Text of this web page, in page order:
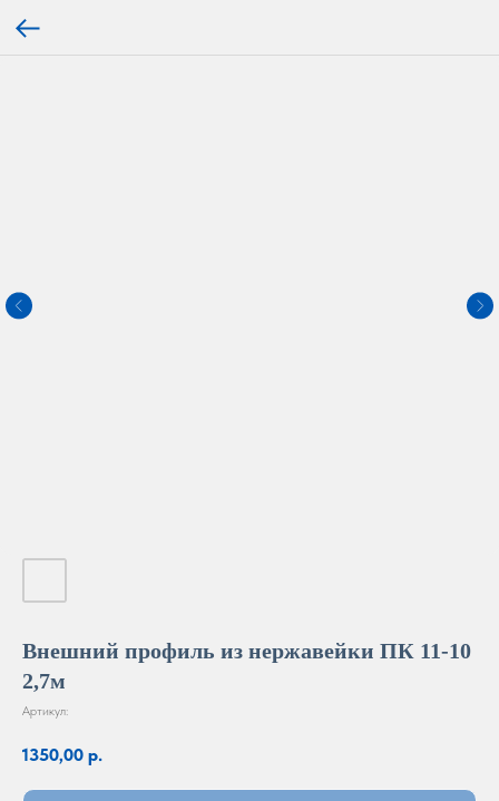
Внешний профиль из нержавейки ПК 11-10
2,7м
Артикул:
1350,00 р.